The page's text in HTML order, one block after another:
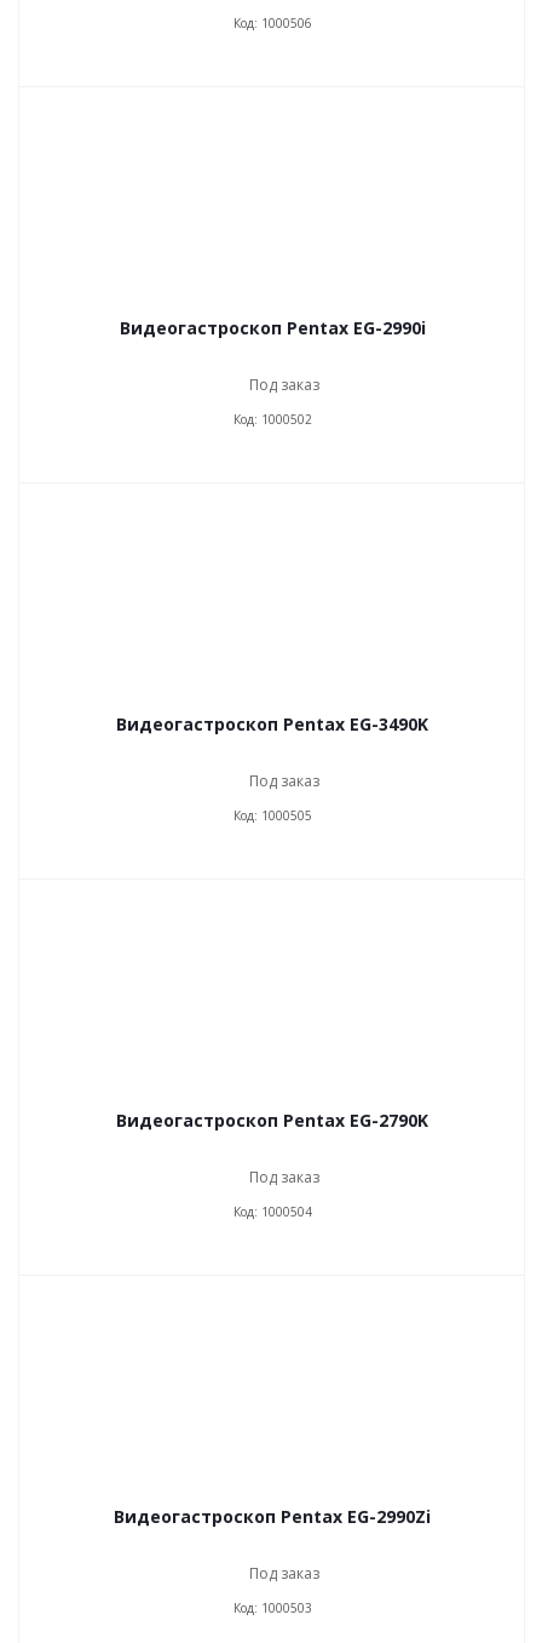
Код: 1000506
Видеогастроскоп Pentax EG-2990i
Под заказ
Код: 1000502
Видеогастроскоп Pentax EG-3490K
Под заказ
Код: 1000505
Видеогастроскоп Pentax EG-2790K
Под заказ
Код: 1000504
Видеогастроскоп Pentax EG-2990Zi
Под заказ
Код: 1000503